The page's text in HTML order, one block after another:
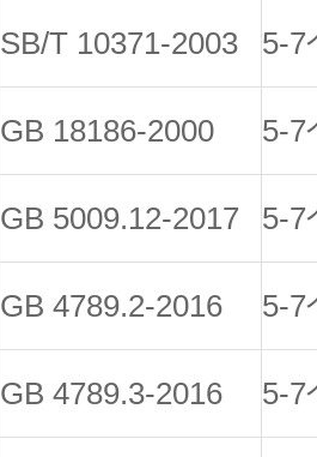
SB/T 10371-2003 5-7
GB 18186-2000 5-7
GB 5009.12-2017 5-7
GB 4789.2-2016 5-7
GB 4789.3-2016 5-7